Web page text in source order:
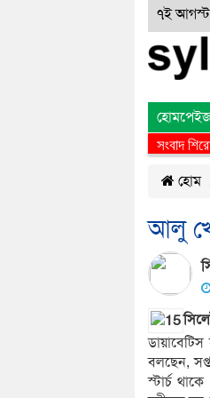
৭ই আগস্ট,
সংবাদ
জুলাই অভ্যুত্থানের অর্জন, বর্জন ও
হোম
আলু
বলছেন,
স্টার্চ